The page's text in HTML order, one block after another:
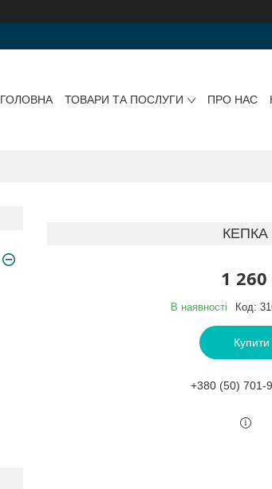
ГОЛОВНА ТОВАРИ ТА ПОСЛУГИ ПРО НАС
КЕПКА
1 260
В наявності Код:
Купити
+380 (50) 701-